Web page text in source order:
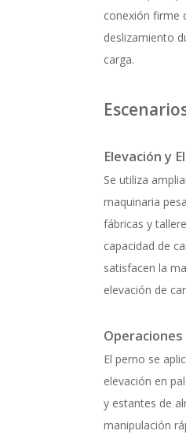
conexión firme
deslizamiento
carga.
Elevación y
Se utiliza
maquinaria
fábricas y
capacidad de
satisfacen la
elevación de
El perno se
elevación en
y estantes de
manipulación